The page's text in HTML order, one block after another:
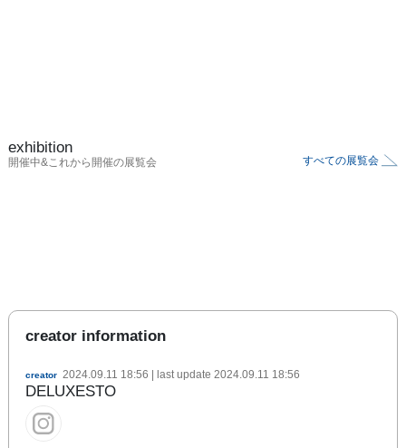
exhibition
開催中&これから開催の展覧会 すべての展覧会
creator information
creator 2024.09.11 18:56 | last update 2024.09.11 18:56
DELUXESTO